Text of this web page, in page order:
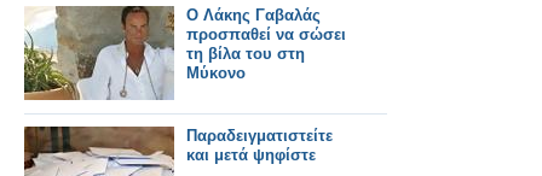
Ο Λάκης Γαβαλάς
προσπαθεί να σώσει
τη βίλα του στη
Μύκονο
Παραδειγματιστείτε
και μετά ψηφίστε